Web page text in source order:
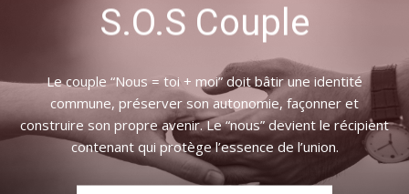
Fraternelle
–
S.O.S Couple
Le couple “Nous = toi + moi” doit bâtir une identité
commune, préserver son autonomie, façonner et
construire son propre avenir. Le “nous” devient le récipient
contenant qui protège l’essence de l’union.